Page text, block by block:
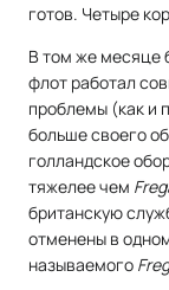
готов. Четыре
В том же месяце
флот работал
проблемы (как и
больше своего
голландское
тяжелее чем
британскую
отменены в
называемого